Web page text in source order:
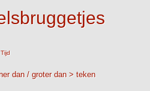
Tijd
dan / groter dan > teken